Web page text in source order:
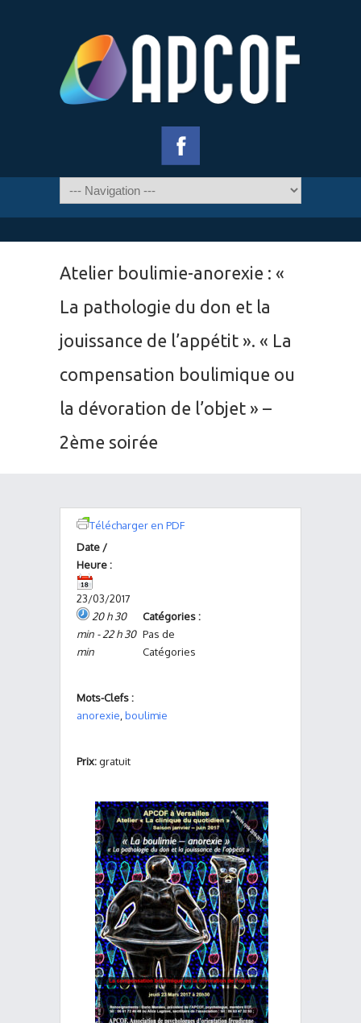
Atelier boulimie-anorexie : «
La pathologie du don et la
jouissance de l’appétit ». « La
compensation boulimique ou
la dévoration de l’objet » –
2ème soirée
Télécharger en PDF
Date /
Heure :
23/03/2017
20 h 30
min - 22 h 30
min
Catégories :
Pas de
Catégories
Mots-Clefs :
anorexie boulimie
Prix:gratuit